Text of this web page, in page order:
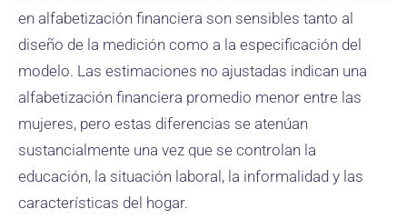
en alfabetización financiera son sensibles tanto al
diseño de la medición como a la especificación del
modelo. Las estimaciones no ajustadas indican una
alfabetización financiera promedio menor entre las
mujeres, pero estas diferencias se atenúan
sustancialmente una vez que se controlan la
educación, la situación laboral, la informalidad y las
características del hogar.